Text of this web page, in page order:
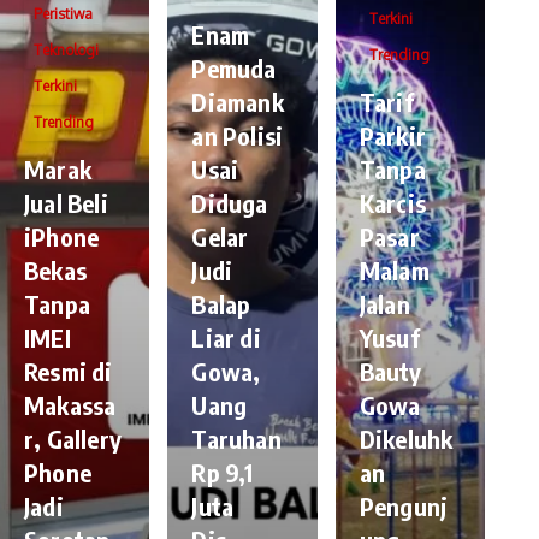
Peristiwa
Teknologi
Terkini
Trending
​Marak
Jual Beli
iPhone
Bekas
Tanpa
IMEI
Resmi di
Makassa
r, Gallery
Phone
Jadi
Enam
Pemuda
Diamank
an Polisi
Usai
Diduga
Gelar
Judi
Balap
Liar di
Gowa,
Uang
Taruhan
Rp 9,1
Juta
Terkini
Trending
Tarif
Parkir
Tanpa
Karcis
Pasar
Malam
Jalan
Yusuf
Bauty
Gowa
Dikeluhk
an
Pengunj